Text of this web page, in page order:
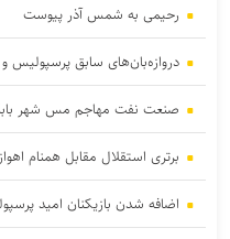
رحیمی به شمس آذر پیوست
دروازه‌بان‌های سابق پرسپولیس
صنعت نفت مهاجم مس شهر
برتری استقلال مقابل همنام
اضافه شدن بازیکنان امید